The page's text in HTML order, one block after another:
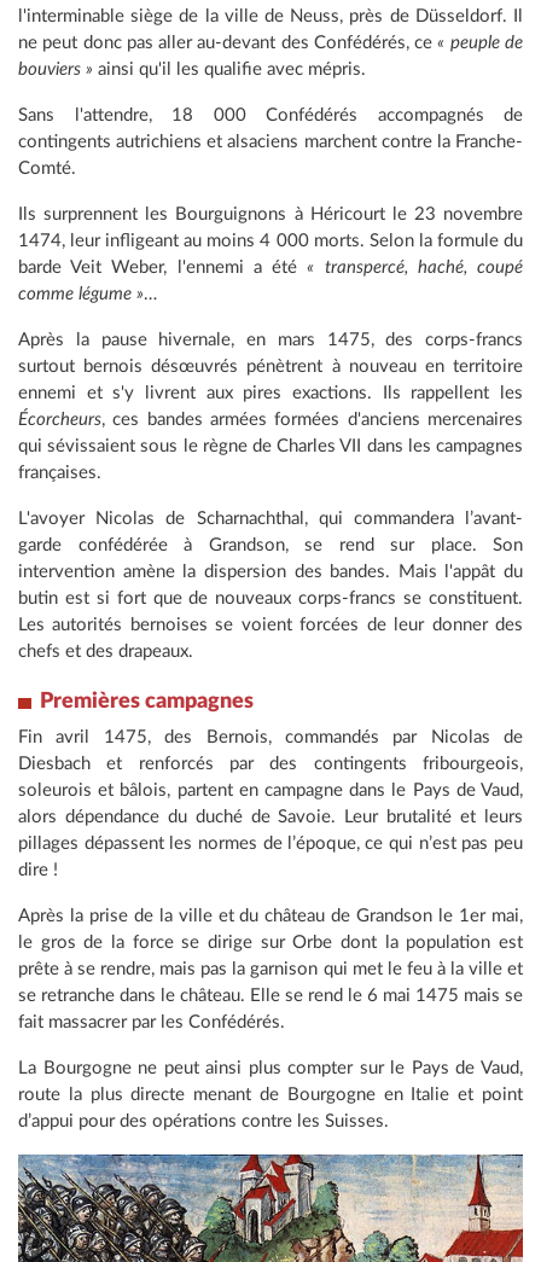
l'interminable siège de la ville de Neuss, près de Düsseldorf. Il
ne peut donc pas aller au-devant des Confédérés, ce« peuple de
bouviers » ainsi qu'il les qualifie avec mépris.
Sans l'attendre, 18 000 Confédérés accompagnés de
contingents autrichiens et alsaciens marchent contre la Franche-
Comté.
Ils surprennent les Bourguignons à Héricourt le 23 novembre
1474, leur infligeant au moins 4 000 morts. Selon la formule du
barde Veit Weber, l'ennemi a été« transpercé, haché, coupé
comme légume »…
Après la pause hivernale, en mars 1475, des corps-francs
surtout bernois désœuvrés pénètrent à nouveau en territoire
ennemi et s'y livrent aux pires exactions. Ils rappellent les
Écorcheurs, ces bandes armées formées d'anciens mercenaires
qui sévissaient sous le règne de Charles VII dans les campagnes
françaises.
L'avoyer Nicolas de Scharnachthal, qui commandera l’avant-
garde confédérée à Grandson, se rend sur place. Son
intervention amène la dispersion des bandes. Mais l'appât du
butin est si fort que de nouveaux corps-francs se constituent.
Les autorités bernoises se voient forcées de leur donner des
chefs et des drapeaux.
Premières campagnes
Fin avril 1475, des Bernois, commandés par Nicolas de
Diesbach et renforcés par des contingents fribourgeois,
soleurois et bâlois, partent en campagne dans le Pays de Vaud,
alors dépendance du duché de Savoie. Leur brutalité et leurs
pillages dépassent les normes de l’époque, ce qui n’est pas peu
dire !
Après la prise de la ville et du château de Grandson le 1er mai,
le gros de la force se dirige sur Orbe dont la population est
prête à se rendre, mais pas la garnison qui met le feu à la ville et
se retranche dans le château. Elle se rend le 6 mai 1475 mais se
fait massacrer par les Confédérés.
La Bourgogne ne peut ainsi plus compter sur le Pays de Vaud,
route la plus directe menant de Bourgogne en Italie et point
d’appui pour des opérations contre les Suisses.